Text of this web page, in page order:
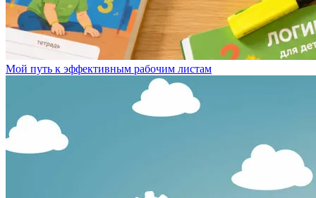
Мой путь к эффективным рабочим листам